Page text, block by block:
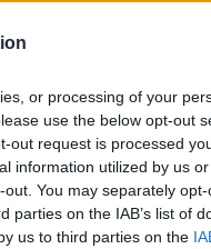
or processing of your
use the below opt-out
out request is processed
information utilized by us
You may separately
parties on the IAB’s list of
us to third parties on the
RSS 2.0
Atom